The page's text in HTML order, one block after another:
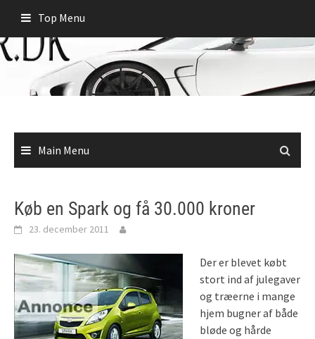
content
Top Menu
Main Menu
Køb en Spark og få 30.000 kroner
23. december 2011
Der er blevet købt
stort ind af julegaver
og træerne i mange
hjem bugner af både
bløde og hårde